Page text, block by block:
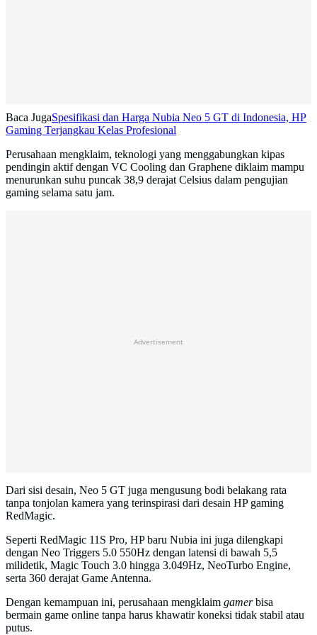
Baca JugaSpesifikasi dan Harga Nubia Neo 5 GT di Indonesia, HP
Gaming Terjangkau Kelas Profesional
Perusahaan mengklaim, teknologi yang menggabungkan kipas
pendingin aktif dengan VC Cooling dan Graphene diklaim mampu
menurunkan suhu puncak 38,9 derajat Celsius dalam pengujian
gaming selama satu jam.
Advertisement
Dari sisi desain, Neo 5 GT juga mengusung bodi belakang rata
tanpa tonjolan kamera yang terinspirasi dari desain HP gaming
RedMagic.
Seperti RedMagic 11S Pro, HP baru Nubia ini juga dilengkapi
dengan Neo Triggers 5.0 550Hz dengan latensi di bawah 5,5
milidetik, Magic Touch 3.0 hingga 3.049Hz, NeoTurbo Engine,
serta 360 derajat Game Antenna.
Dengan kemampuan ini, perusahaan mengklaim gamerbisa
bermain game online tanpa harus khawatir koneksi tidak stabil atau
putus.